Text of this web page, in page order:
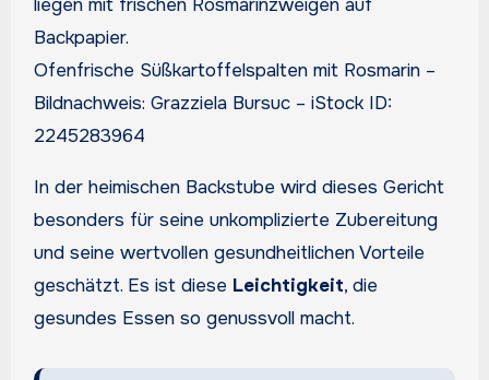
Ofenfrische Süßkartoffelspalten mit Rosmarin –
Bildnachweis: Grazziela Bursuc – iStock ID:
2245283964
In der heimischen Backstube wird dieses Gericht
besonders für seine unkomplizierte Zubereitung
und seine wertvollen gesundheitlichen Vorteile
geschätzt. Es ist diese Leichtigkeit, die
gesundes Essen so genussvoll macht.